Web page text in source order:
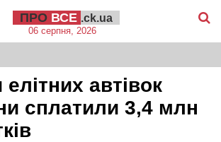
ПРО ВСЕ .ck.ua
06 серпня, 2026
автівок
сплатили 3,4 млн